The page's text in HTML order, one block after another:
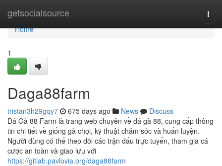
getsocialsource
Home
Home
1
Daga88farm
tristan3h29gqy7 675 days ago News
Discuss
Đá Gà 88 Farm là trang web chuyên về đá gà 88, cung cấp thông
tin chi tiết về giống gà chọi, kỹ thuật chăm sóc và huấn luyện.
Người dùng có thể theo dõi các trận đấu trực tuyến, tham gia cá
cược an toàn và giao lưu với
https://gitlab.pavlovia.org/daga88farm